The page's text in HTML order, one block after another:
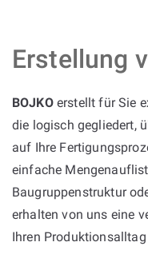
Erstellung
BOJKOerstellt für Sie
die logisch gegliedert,
auf Ihre
einfache
Baugruppenstruktur
erhalten von uns eine
Ihren